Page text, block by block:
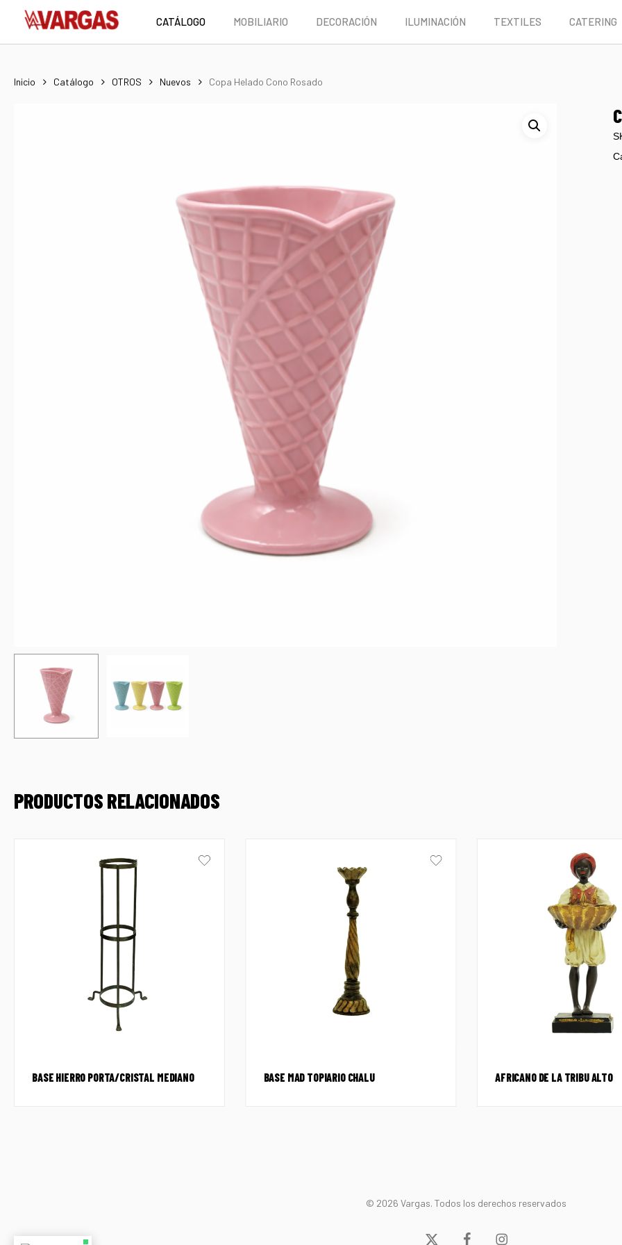
main
CATÁLOGO MOBILIARIO DECORACIÓN ILUMINACIÓN TEXTILES CATERING
Inicio Catálogo OTROS Nuevos Copa Helado Cono Rosado
PRODUCTOS RELACIONADOS
BASE HIERRO PORTA/CRISTAL MEDIANO BASE MAD TOPIARIO CHALU AFRICANO DE LA TRIBU ALTO
© 2026 Vargas. Todos los derechos reservados
x- facebookinstagram